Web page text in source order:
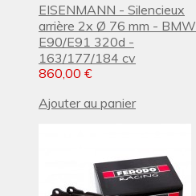
EISENMANN - Silencieux
arrière 2x Ø 76 mm - BMW
E90/E91 320d -
163/177/184 cv
860,00 €
Ajouter au panier